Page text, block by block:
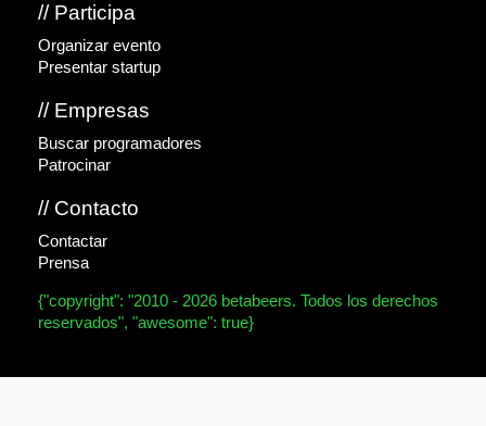
// Participa
Organizar evento
Presentar startup
// Empresas
Buscar programadores
Patrocinar
// Contacto
Contactar
Prensa
{"copyright": "2010 - 2026 betabeers. Todos los derechos
reservados", "awesome": true}